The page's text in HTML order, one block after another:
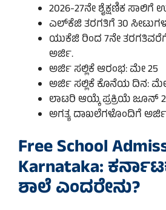
2026-27ನೇ ಶೈಕ್ಷಣಿಕ
ಎಲ್‌ಕೆಜಿ ತರಗತಿಗೆ 30
ಯುಕೆಜಿ ರಿಂದ 7ನೇ
ಅರ್ಜಿ.
ಅರ್ಜಿ ಸಲ್ಲಿಕೆ ಆರಂಭ: ಮೇ 25
ಅರ್ಜಿ ಸಲ್ಲಿಕೆ ಕೊನೆಯ ದಿನ:
ಲಾಟರಿ ಆಯ್ಕೆ ಪ್ರಕ್ರಿಯೆ ಜೂನ್
ಅಗತ್ಯ ದಾಖಲೆಗಳೊಂದಿಗೆ ಅರ್ಜಿ
Free School
Karnataka:
ಶಾಲೆ ಎಂದರೇನು?